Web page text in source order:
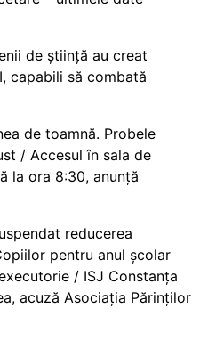
de știință au creat
capabili să combată
de toamnă. Probele
/ Accesul în sala de
la ora 8:30, anunță
reducerea
pentru anul școlar
/ ISJ Constanța
acuză Asociația Părinților